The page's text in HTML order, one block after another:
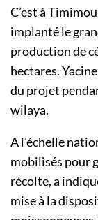
C’est à
implanté le
production de
hectares.
du projet
wilaya.
A l’échelle
mobilisés pour
récolte, a
mise à la